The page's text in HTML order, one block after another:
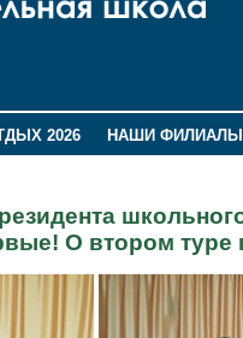
2026 НАШИ ФИЛИАЛЫ
О втором